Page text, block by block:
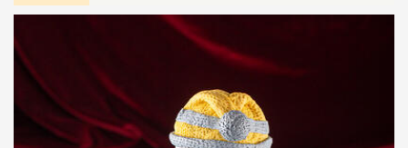
Placinta